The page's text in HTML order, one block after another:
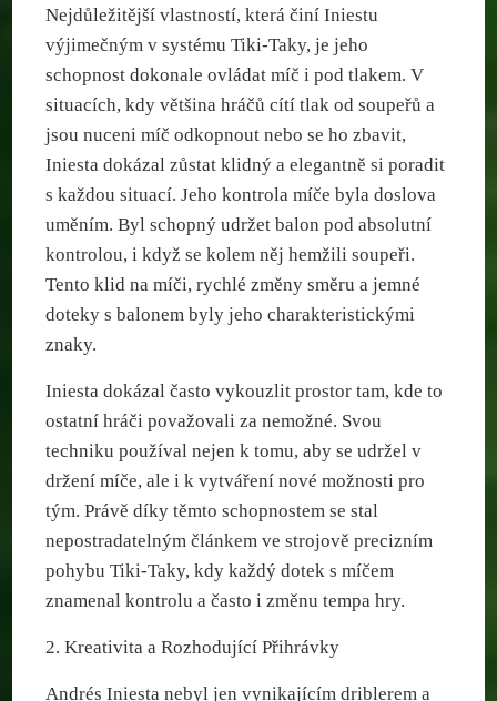
Nejdůležitější vlastností, která činí Iniestu
výjimečným v systému Tiki-Taky, je jeho
schopnost dokonale ovládat míč i pod tlakem. V
situacích, kdy většina hráčů cítí tlak od soupeřů a
jsou nuceni míč odkopnout nebo se ho zbavit,
Iniesta dokázal zůstat klidný a elegantně si poradit
s každou situací. Jeho kontrola míče byla doslova
uměním. Byl schopný udržet balon pod absolutní
kontrolou, i když se kolem něj hemžili soupeři.
Tento klid na míči, rychlé změny směru a jemné
doteky s balonem byly jeho charakteristickými
znaky.
Iniesta dokázal často vykouzlit prostor tam, kde to
ostatní hráči považovali za nemožné. Svou
techniku používal nejen k tomu, aby se udržel v
držení míče, ale i k vytváření nové možnosti pro
tým. Právě díky těmto schopnostem se stal
nepostradatelným článkem ve strojově precizním
pohybu Tiki-Taky, kdy každý dotek s míčem
znamenal kontrolu a často i změnu tempa hry.
2. Kreativita a Rozhodující Přihrávky
Andrés Iniesta nebyl jen vynikajícím driblerem a